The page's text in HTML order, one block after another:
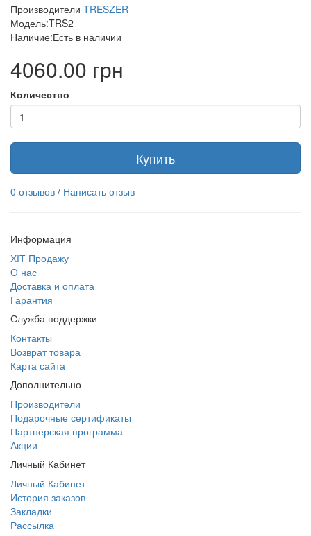
Производители TRESZER
Модель:TRS2
Наличие:Есть в наличии
4060.00 грн
Количество
Купить
0 отзывов / Написать отзыв
Информация
ХІТ Продажу
О нас
Доставка и оплата
Гарантия
Служба поддержки
Контакты
Возврат товара
Карта сайта
Дополнительно
Производители
Подарочные сертификаты
Партнерская программа
Акции
Личный Кабинет
Личный Кабинет
История заказов
Закладки
Рассылка